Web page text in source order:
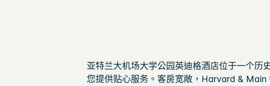
亚特兰大机场大学公园英迪格酒店位于一个历
您提供贴心服务。客房宽敞，Harvard &